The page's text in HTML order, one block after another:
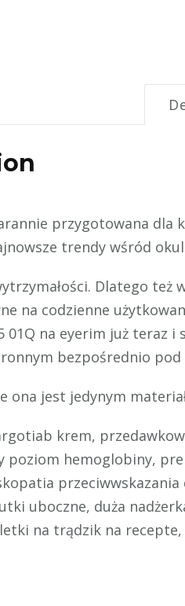
przygotowana dla
trendy wśród
Dlatego
na codzienne
01Q na eyerim już teraz
bezpośrednio pod
ona jest jedynym
krem,
poziom hemoglobiny,
uboczne, duża
na trądzik na